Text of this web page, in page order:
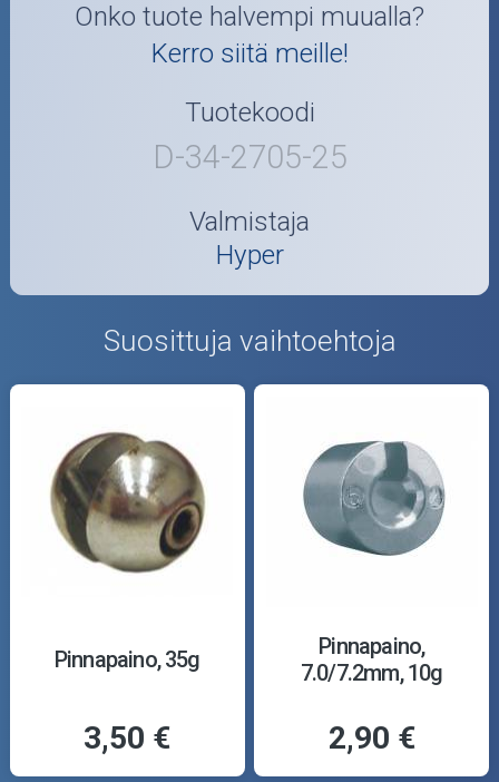
Onko tuote halvempi muualla?
Kerro siitä meille!
Tuotekoodi
D-34-2705-25
Valmistaja
Hyper
Suosittuja vaihtoehtoja
Pinnapaino, 35g
3,50 €
Pinnapaino,
7.0/7.2mm, 10g
2,90 €